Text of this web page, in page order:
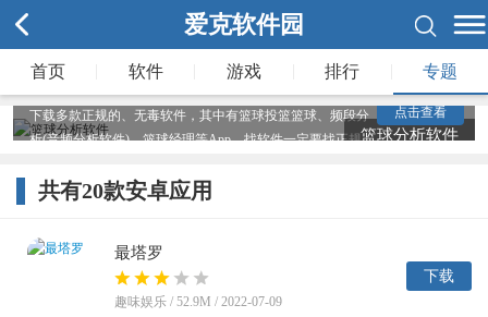
爱克软件园
首页 软件 游戏 排行 专题
篮球分析软件
下载多款正规的、无毒软件，其中有篮球投篮篮球、频段分
析(音频分析软件)、篮球经理等App，找软件一定要找正规
篮球分析软件应用，赶紧来爱克软件园看看吧。
点击查看
共有20款安卓应用
最塔罗
趣味娱乐 / 52.9M / 2022-07-09
下载